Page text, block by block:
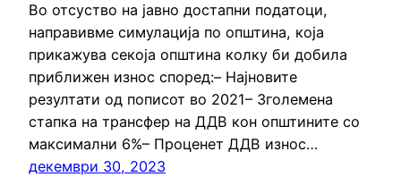
Во отсуство на јавно достапни податоци,
направивме симулација по општина, која
прикажува секоја општина колку би добила
приближен износ според:– Најновите
резултати од пописот во 2021– Зголемена
стапка на трансфер на ДДВ кон општините со
максимални 6%– Проценет ДДВ износ…
декември 30, 2023